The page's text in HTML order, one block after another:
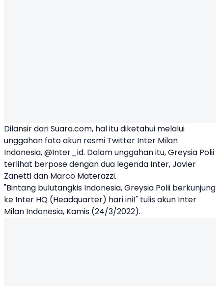
Dilansir dari Suara.com, hal itu diketahui melalui
unggahan foto akun resmi Twitter Inter Milan
Indonesia, @Inter_id. Dalam unggahan itu, Greysia Polii
terlihat berpose dengan dua legenda Inter, Javier
Zanetti dan Marco Materazzi.
"Bintang bulutangkis Indonesia, Greysia Polii berkunjung
ke Inter HQ (Headquarter) hari ini!" tulis akun Inter
Milan Indonesia, Kamis (24/3/2022).